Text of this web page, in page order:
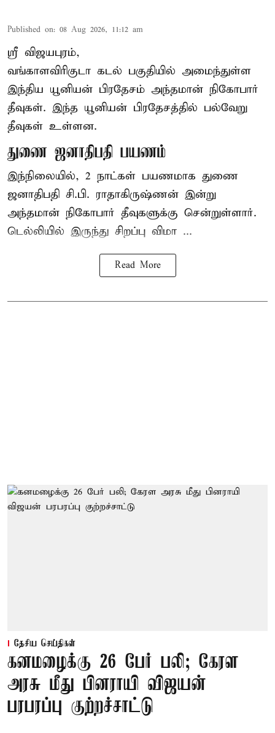
Published on: 08 Aug 2026, 11:12 am
ஸ்ரீ விஜயபுரம்,
வங்காளவிரிகுடா கடல் பகுதியில் அமைந்துள்ள
இந்திய யூனியன் பிரதேசம் அந்தமான் நிகோபார்
தீவுகள். இந்த யூனியன் பிரதேசத்தில் பல்வேறு
தீவுகள் உள்ளன.
துணை ஜனாதிபதி பயணம்
இந்நிலையில், 2 நாட்கள் பயணமாக துணை
ஜனாதிபதி சி.பி. ராதாகிருஷ்ணன் இன்று
அந்தமான் நிகோபார் தீவுகளுக்கு சென்றுள்ளார்.
டெல்லியில் இருந்து சிறப்பு விமா ...
Read More
தேசிய செய்திகள்
கனமழைக்கு 26 பேர் பலி; கேரள
அரசு மீது பினராயி விஜயன்
பரபரப்பு குற்றச்சாட்டு